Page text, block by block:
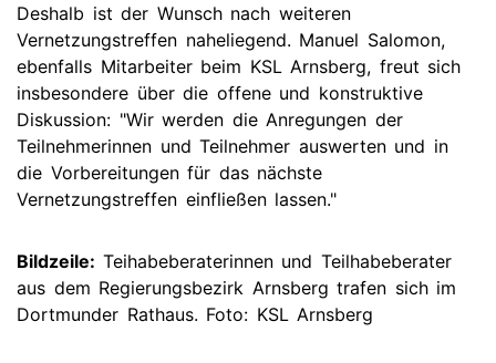
Deshalb ist der Wunsch nach weiteren
Vernetzungstreffen naheliegend. Manuel Salomon,
ebenfalls Mitarbeiter beim KSL Arnsberg, freut sich
insbesondere über die offene und konstruktive
Diskussion: "Wir werden die Anregungen der
Teilnehmerinnen und Teilnehmer auswerten und in
die Vorbereitungen für das nächste
Vernetzungstreffen einfließen lassen."
Bildzeile: Teihabeberaterinnen und Teilhabeberater
aus dem Regierungsbezirk Arnsberg trafen sich im
Dortmunder Rathaus. Foto: KSL Arnsberg